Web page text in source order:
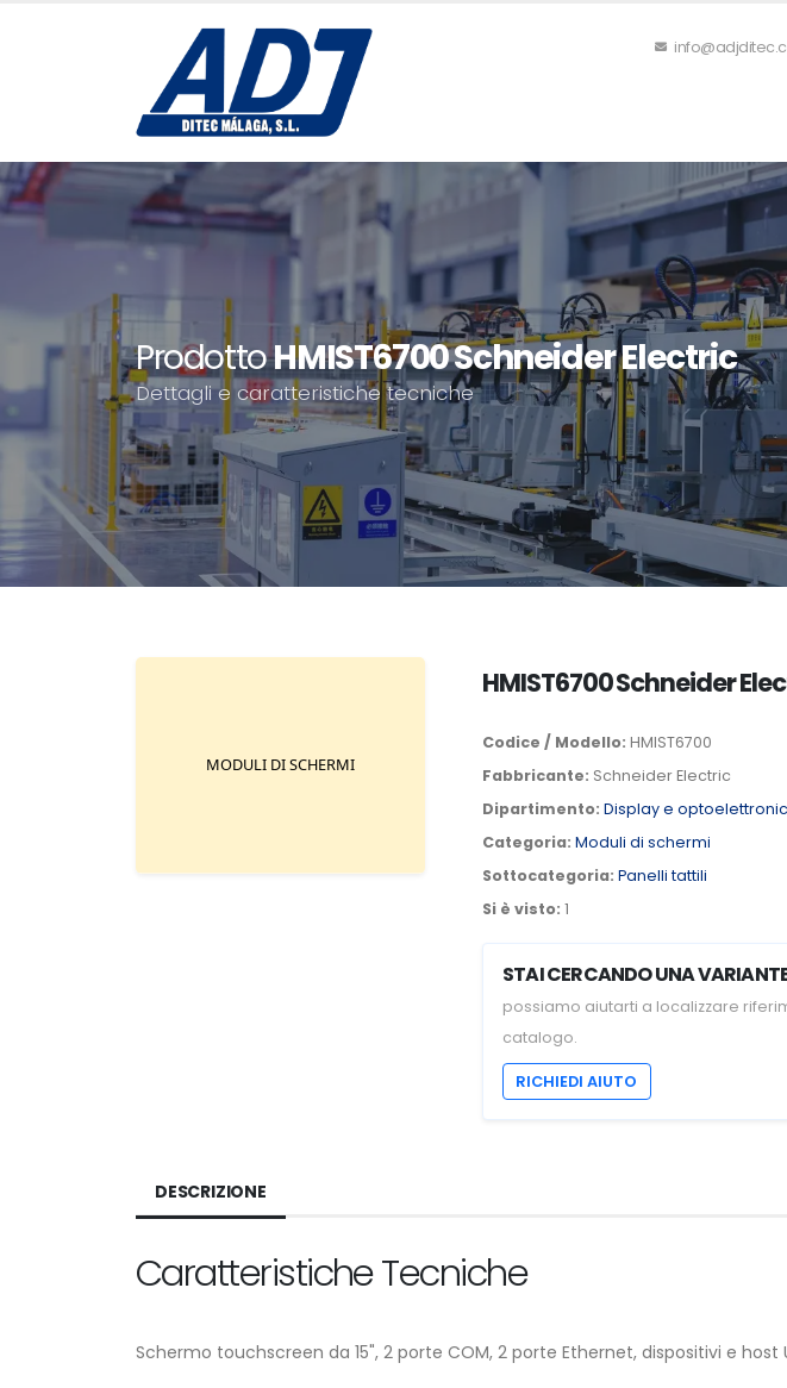
ProdottoHMIST6700 Schneider Electric
Dettagli e caratteristiche tecniche
HMIST6700 Schneider
Codice / Modello: HMIST6700
Fabbricante: Schneider Electric
Dipartimento: Display e
Categoria: Moduli di schermi
Sottocategoria: Panelli tattili
Si è visto: 1
STAI CERCANDO UNA
possiamo aiutarti a localizzare
catalogo.
RICHIEDI AIUTO
DESCRIZIONE
Caratteristiche Tecniche
Schermo touchscreen da 15", 2 porte COM, 2 porte Ethernet, dispositivi e host